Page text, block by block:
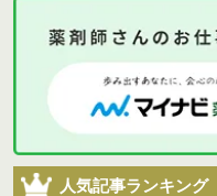
人気記事ランキング